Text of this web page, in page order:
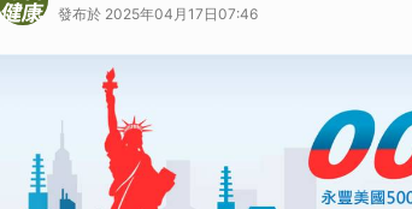
發布於 2025年04月17日07:46